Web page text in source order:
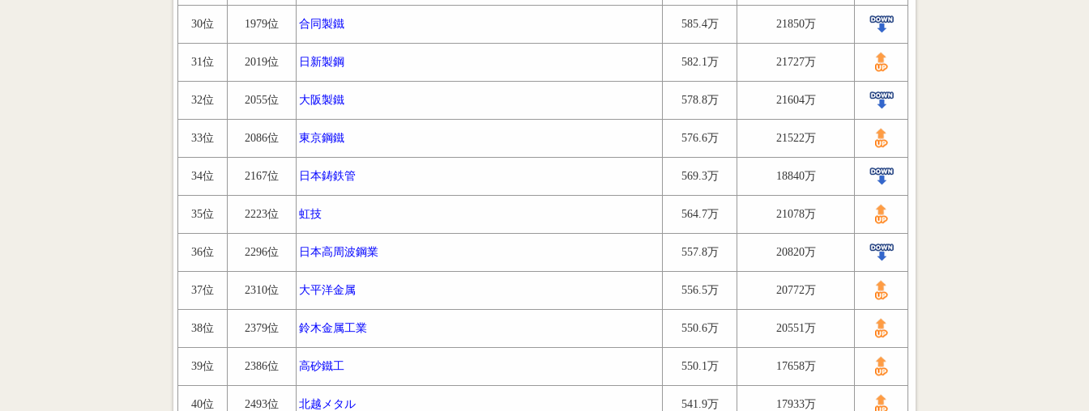
30位 1979位 合同製鐵 585.4万 21850万
31位 2019位 日新製鋼 582.1万 21727万
32位 2055位 大阪製鐵 578.8万 21604万
33位 2086位 東京鋼鐵 576.6万 21522万
34位 2167位 日本鋳鉄管 569.3万 18840万
35位 2223位 虹技 564.7万 21078万
36位 2296位 日本高周波鋼業 557.8万 20820万
37位 2310位 大平洋金属 556.5万 20772万
38位 2379位 鈴木金属工業 550.6万 20551万
39位 2386位 高砂鐵工 550.1万 17658万
40位 2493位 北越メタル 541.9万 17933万